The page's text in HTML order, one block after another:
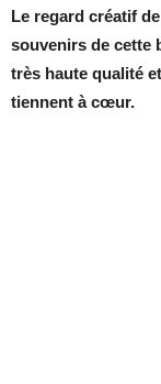
Le regard créatif de
souvenirs de cette
très haute qualité
tiennent à cœur.